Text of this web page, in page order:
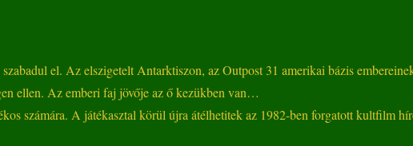
el. Az elszigetelt Antarktiszon, az Outpost 31 amerikai bázis
ellen. Az emberi faj jövője az ő kezükben van…
számára. A játékasztal körül újra átélhetitek az 1982-ben forgatott kultfilm